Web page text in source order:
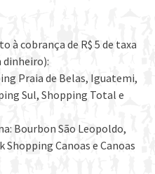
à cobrança de R$ 5 de taxa
dinheiro):
Praia de Belas, Iguatemi,
Sul, Shopping Total e
Bourbon São Leopoldo,
Canoas e Canoas